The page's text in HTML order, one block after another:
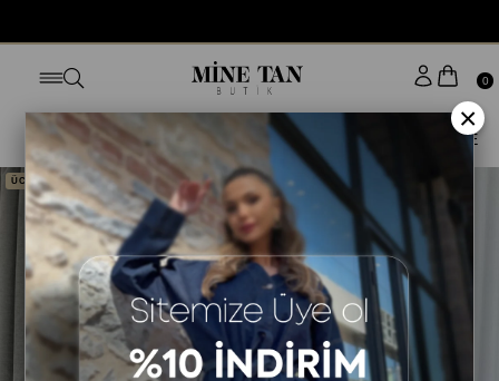
0
Anasayfa ELBİSE STİLE GÖRE UZUN KOLLU ELBİSE
ÜCRETSİZ KARGO
×